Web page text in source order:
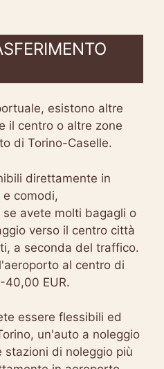
esistono altre
il centro o altre zone
di Torino-Caselle.
direttamente in
e comodi,
avete molti bagagli o
verso il centro città
a seconda del traffico.
al centro di
40,00 EUR.
essere flessibili ed
un'auto a noleggio
stazioni di noleggio più